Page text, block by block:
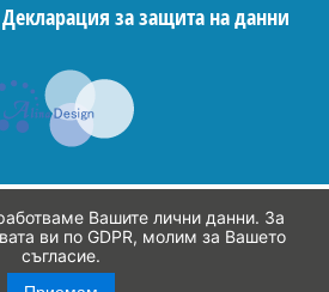
Вашите лични данни. За
ви по GDPR, молим за Вашето
съгласие.
Декларация за защита на данни